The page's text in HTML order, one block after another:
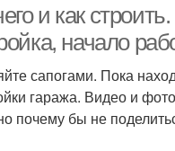
и как
начало
сапогами. Пока
гаража. Видео и
почему бы не